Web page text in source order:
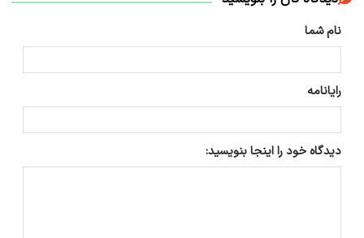
نام شما
رایانامه
دیدگاه خود را اینجا بنویسید: